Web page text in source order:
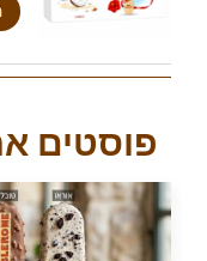
פוסטים